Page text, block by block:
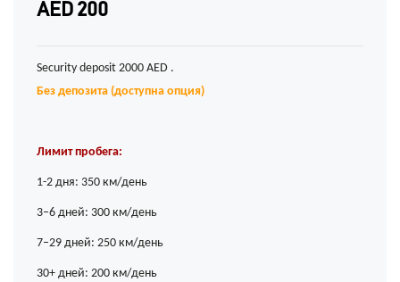
AED 200
Security deposit 2000 AED .
Без депозита (доступна опция)
Лимит пробега:
1-2 дня: 350 км/день
3–6 дней: 300 км/день
7–29 дней: 250 км/день
30+ дней: 200 км/день